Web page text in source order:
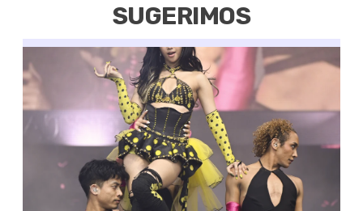
SUGERIMOS